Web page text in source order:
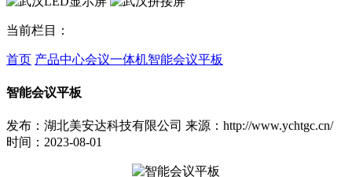
当前栏目：
首页 产品中心会议一体机智能会议平板
智能会议平板
发布：湖北美安达科技有限公司 来源：http://www.ychtgc.cn/
时间：2023-08-01